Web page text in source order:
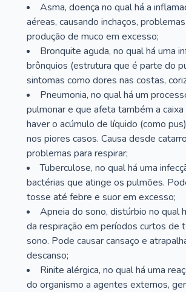
Asma, doença no qual há a
aéreas, causando inchaços,
produção de muco em excesso;
Bronquite aguda, no qual há uma
brônquios (estrutura que é parte do
sintomas como dores nas costas,
Pneumonia, no qual há um
pulmonar e que afeta também a
haver o acúmulo de líquido (como
nos piores casos. Causa desde
problemas para respirar;
Tuberculose, no qual há uma
bactérias que atinge os pulmões.
tosse até febre e suor em excesso;
Apneia do sono, distúrbio no qual
da respiração em períodos curtos de
sono. Pode causar cansaço e
descanso;
Rinite alérgica, no qual há uma
do organismo a agentes externos,